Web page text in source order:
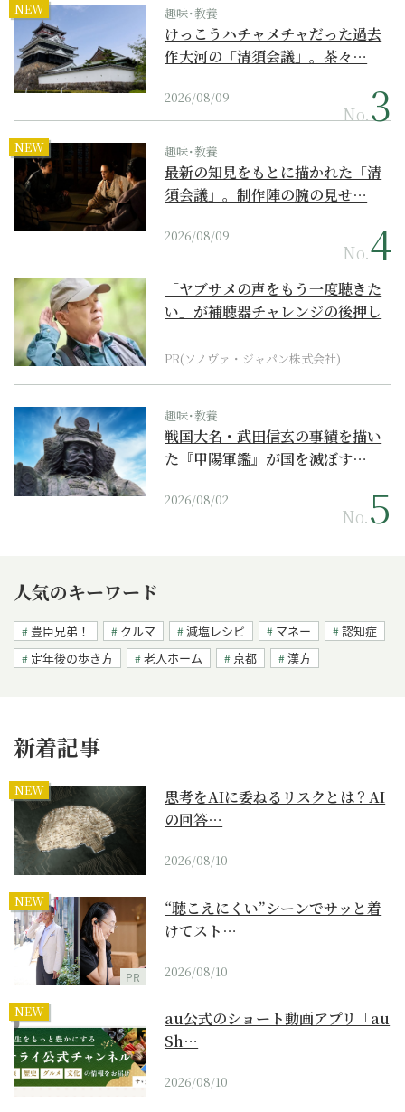
NEW 趣味･教養
けっこうハチャメチャだった過去
作大河の「清須会議」。茶々…
2026/08/09
No.
NEW 趣味･教養
最新の知見をもとに描かれた「清
須会議」。制作陣の腕の見せ…
2026/08/09
No.
「ヤブサメの声をもう一度聴きた
い」が補聴器チャレンジの後押し
PR(ソノヴァ・ジャパン株式会社)
趣味･教養
戦国大名・武田信玄の事績を描い
た『甲陽軍鑑』が国を滅ぼす…
2026/08/02
No.
人気のキーワード
豊臣兄弟！ クルマ 減塩レシピ マネー
認知症
定年後の歩き方
老人ホーム 京都 漢方
新着記事
NEW
思考をAIに委ねるリスクとは？AI
の回答…
2026/08/10
NEW
PR
“聴こえにくい”シーンでサッと着
けてスト…
2026/08/10
NEW
au公式のショート動画アプリ「au
Sh…
2026/08/10